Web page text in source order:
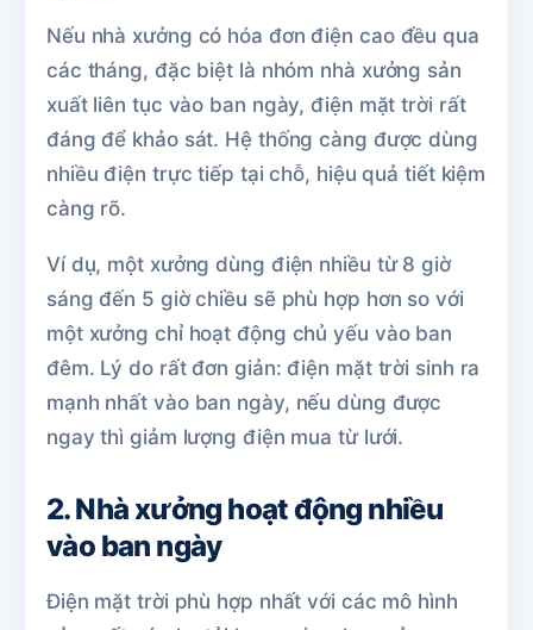
Nếu nhà xưởng có hóa đơn điện cao đều qua
các tháng, đặc biệt là nhóm nhà xưởng sản
xuất liên tục vào ban ngày, điện mặt trời rất
đáng để khảo sát. Hệ thống càng được dùng
nhiều điện trực tiếp tại chỗ, hiệu quả tiết kiệm
càng rõ.
Ví dụ, một xưởng dùng điện nhiều từ 8 giờ
sáng đến 5 giờ chiều sẽ phù hợp hơn so với
một xưởng chỉ hoạt động chủ yếu vào ban
đêm. Lý do rất đơn giản: điện mặt trời sinh ra
mạnh nhất vào ban ngày, nếu dùng được
ngay thì giảm lượng điện mua từ lưới.
2. Nhà xưởng hoạt động nhiều
vào ban ngày
Điện mặt trời phù hợp nhất với các mô hình